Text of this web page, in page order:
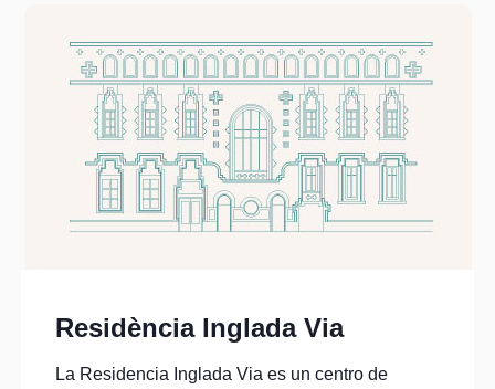
Residència Inglada Via
La Residencia Inglada Via es un centro de